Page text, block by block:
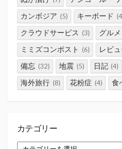
カンボジア (5) キーボード
クラウドサービス (3) グルメ
ミミズコンポスト (6) レビ
備忘 (32) 地震 (5) 日記 (4)
海外旅行 (8) 花粉症 (4) 食
カテゴリー